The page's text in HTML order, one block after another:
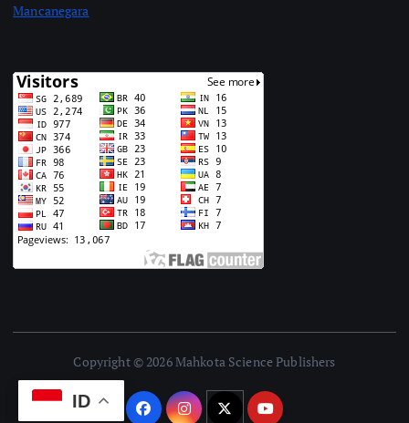
Mancanegara
Copyright © 2026 Mahkota Science Publishers
ID